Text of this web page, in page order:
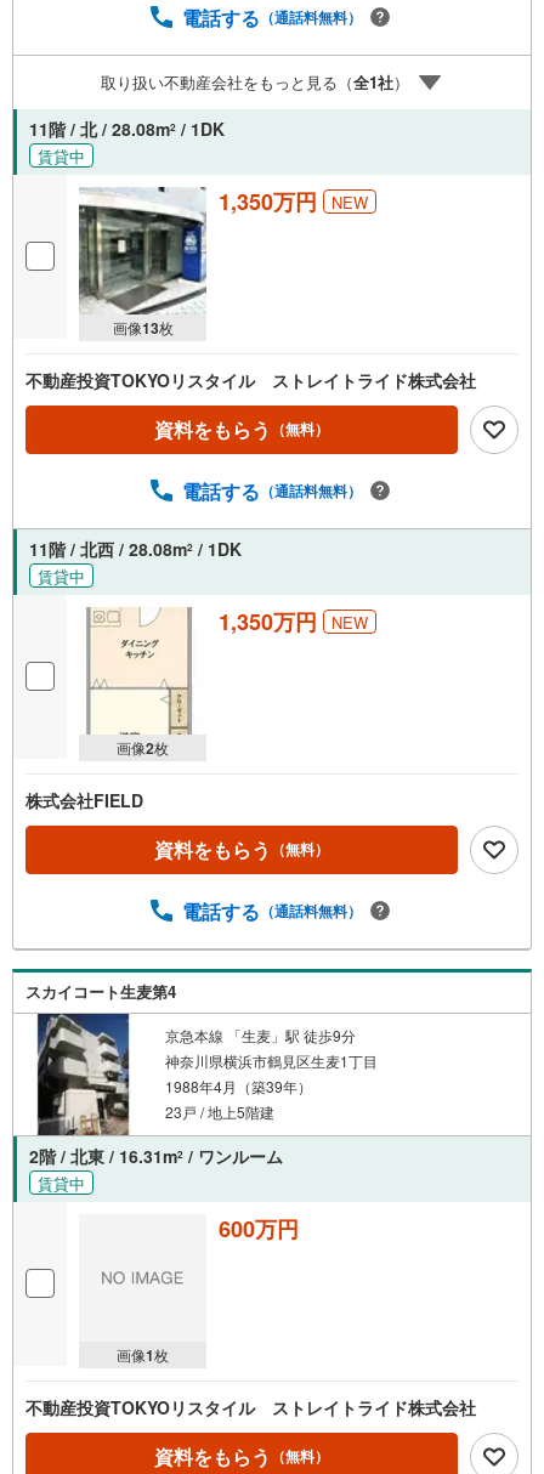
電話する （通話料無料）
取り扱い不動産会社をもっと見る（全1社）
11階 / 北 / 28.08m2 / 1DK
賃貸中
画像13枚
1,350万円 NEW
不動産投資TOKYOリスタイル ストレイトライド株式会社
資料をもらう （無料）
電話する （通話料無料）
11階 / 北西 / 28.08m2 / 1DK
賃貸中
画像2枚
1,350万円 NEW
株式会社FIELD
資料をもらう （無料）
電話する （通話料無料）
スカイコート生麦第4
京急本線 「生麦」駅 徒歩9分
神奈川県横浜市鶴見区生麦1丁目
1988年4月（築39年）
23戸 / 地上5階建
2階 / 北東 / 16.31m2 / ワンルーム
賃貸中
画像1枚
600万円
不動産投資TOKYOリスタイル ストレイトライド株式会社
資料をもらう （無料）